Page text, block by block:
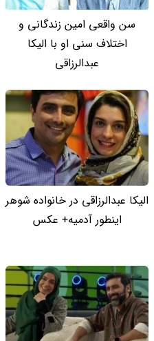
سن واقعی امین زندگانی و
اختلاف سنی او با الیکا
عبدالرزاقی
الیکا عبدالرزاقی در خانواده شوهر
اینطور آدمیه+ عکس